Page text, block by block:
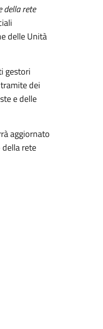
della rete
delle Unità
gestori
dei
e delle
aggiornato
rete